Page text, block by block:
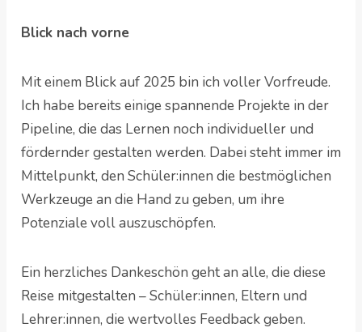
Blick nach vorne
Mit einem Blick auf 2025 bin ich voller Vorfreude.
Ich habe bereits einige spannende Projekte in der
Pipeline, die das Lernen noch individueller und
fördernder gestalten werden. Dabei steht immer im
Mittelpunkt, den Schüler:innen die bestmöglichen
Werkzeuge an die Hand zu geben, um ihre
Potenziale voll auszuschöpfen.
Ein herzliches Dankeschön geht an alle, die diese
Reise mitgestalten – Schüler:innen, Eltern und
Lehrer:innen, die wertvolles Feedback geben.